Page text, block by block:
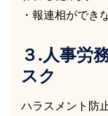
・報連相ができ
３.人事労
スク
ハラスメント防